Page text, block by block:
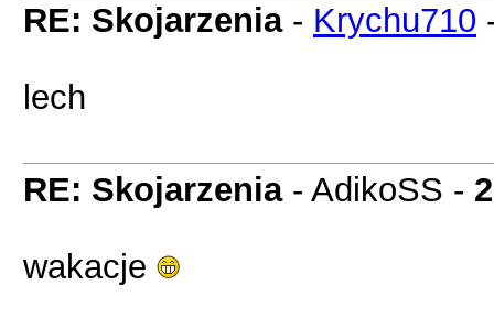
RE: Skojarzenia- Krychu710
lech
RE: Skojarzenia- AdikoSS -
wakacje